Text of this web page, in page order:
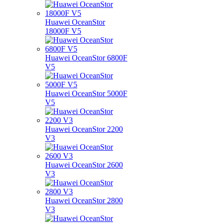
Huawei OceanStor
18000F V5
Huawei OceanStor 6800F
V5
Huawei OceanStor 5000F
V5
Huawei OceanStor 2200
V3
Huawei OceanStor 2600
V3
Huawei OceanStor 2800
V3